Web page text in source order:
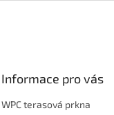
Informace pro vás
WPC terasová prkna